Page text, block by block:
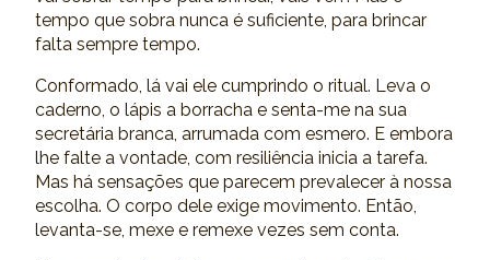
tempo que sobra nunca é suficiente, para brincar
falta sempre tempo.
Conformado, lá vai ele cumprindo o ritual. Leva o
caderno, o lápis a borracha e senta-me na sua
secretária branca, arrumada com esmero. E embora
lhe falte a vontade, com resiliência inicia a tarefa.
Mas há sensações que parecem prevalecer à nossa
escolha. O corpo dele exige movimento. Então,
levanta-se, mexe e remexe vezes sem conta.